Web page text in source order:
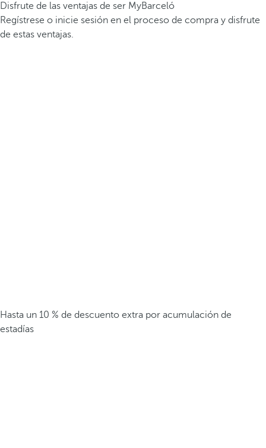
Disfrute de las ventajas de ser MyBarceló
Regístrese o inicie sesión en el proceso de compra y disfrute
de estas ventajas.
Hasta un 10 % de descuento extra por acumulación de
estadías